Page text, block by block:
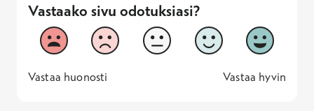
Vastaako sivu odotuksiasi?
Vastaako sivu odotuksiasi?
1
Vastaa huonosti
2 3 4
5
Vastaa
1 -
Vastaa huonosti
— 5 -
Vastaa hyvin